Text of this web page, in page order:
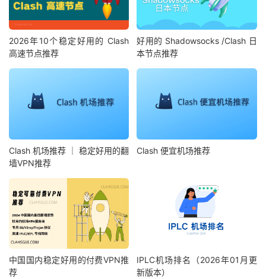
2026年10个稳定好用的 Clash
高速节点推荐
好用的 Shadowsocks /Clash 日
本节点推荐
Clash 机场推荐 ｜ 稳定好用的翻
墙VPN推荐
Clash 便宜机场推荐
中国国内稳定好用的付费VPN推
荐
IPLC机场排名（2026年01月更
新版本）